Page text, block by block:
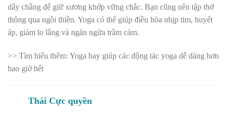
dây chằng để giữ xương khớp vững chắc. Bạn cũng nên tập thở
thông qua ngồi thiền. Yoga có thể giúp điều hòa nhịp tim, huyết
áp, giảm lo lắng và ngăn ngừa trầm cảm.
>> Tìm hiểu thêm: Yoga bay giúp các động tác yoga dễ dàng hơn
bao giờ hết
Thái Cực quyền